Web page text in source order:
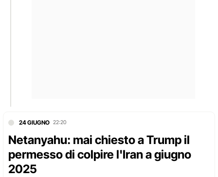
24 GIUGNO 22:20
Netanyahu: mai chiesto a Trump il
permesso di colpire l'Iran a giugno
2025